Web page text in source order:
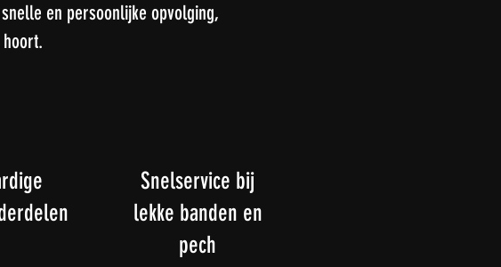
en persoonlijke opvolging,
Snelservice bij
lekke banden en
pech